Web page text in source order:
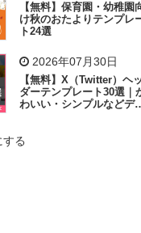
【無料】保育園・幼稚園
け秋のおたよりテンプレ
ト24選
2026年07月30日
【無料】X（Twitter）ヘ
ダーテンプレート30選｜
わいい・シンプルなどデ
る